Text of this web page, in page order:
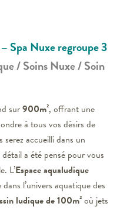
Spa Nuxeregroupe 3
/ Soins Nuxe / Soin
sur900m², offrant une
à tous vos désirs de
accueilli dans un
a été pensé pour vous
L’Espace aqualudique
l’univers aquatique des
ludique de 100m²où jets